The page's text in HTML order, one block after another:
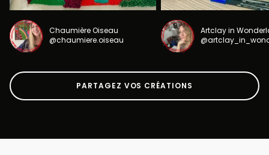
Chaumière Oiseau
@chaumiere.oiseau
Artclay in
PARTAGEZ VOS CRÉATIONS